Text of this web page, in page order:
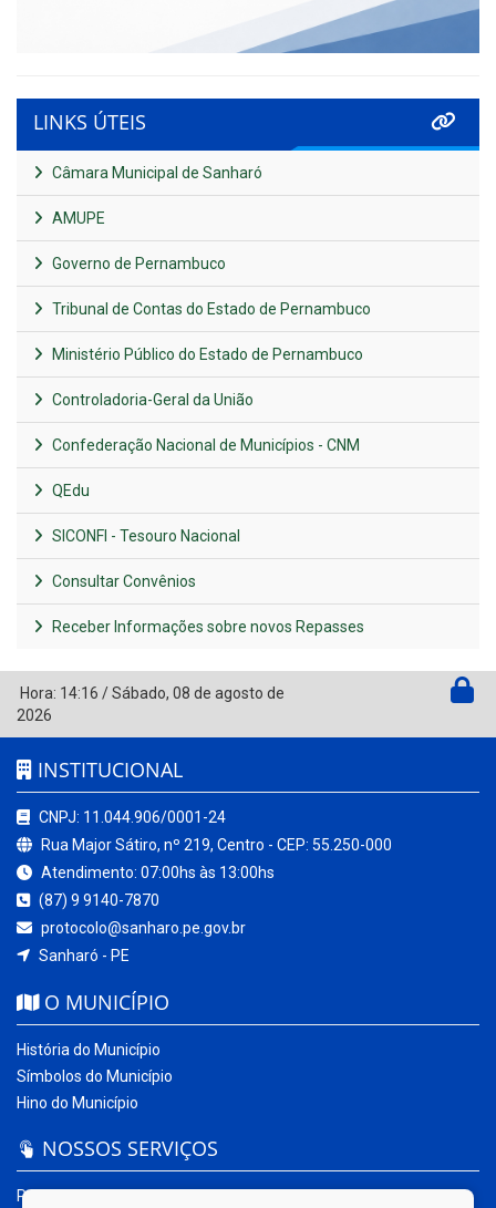
LINKS ÚTEIS
Câmara Municipal de Sanharó
AMUPE
Governo de Pernambuco
Tribunal de Contas do Estado de Pernambuco
Ministério Público do Estado de Pernambuco
Controladoria-Geral da União
Confederação Nacional de Municípios - CNM
QEdu
SICONFI - Tesouro Nacional
Consultar Convênios
Receber Informações sobre novos Repasses
Hora: 14:16 /Sábado, 08 de agosto de
2026
INSTITUCIONAL
CNPJ: 11.044.906/0001-24
Rua Major Sátiro, nº 219, Centro - CEP: 55.250-000
Atendimento: 07:00hs às 13:00hs
(87) 9 9140-7870
protocolo@sanharo.pe.gov.br
Sanharó - PE
O MUNICÍPIO
História do Município
Símbolos do Município
Hino do Município
NOSSOS SERVIÇOS
Portal da Transparência